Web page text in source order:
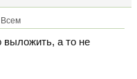
Всем
выложить, а то не